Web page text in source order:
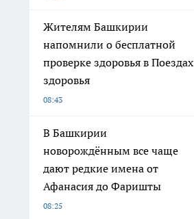
Жителям Башкирии
напомнили о бесплатной
проверке здоровья в Поездах
здоровья
08:43
В Башкирии
новорождённым все чаще
дают редкие имена от
Афанасия до Фаришты
08:25